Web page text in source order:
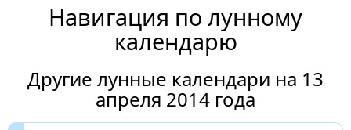
Навигация по лунному
календарю
Другие лунные календари на 13
апреля 2014 года